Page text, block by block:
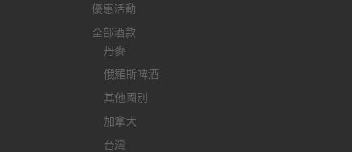
優惠活動
全部酒款
丹麥
俄羅斯啤酒
其他國別
加拿大
台灣